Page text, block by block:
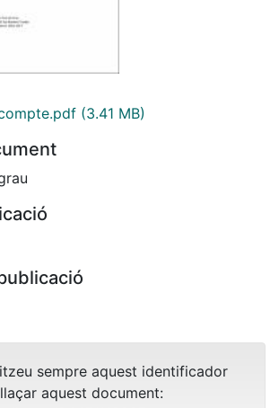
(3.41 MB)
sempre aquest identificador
aquest document: